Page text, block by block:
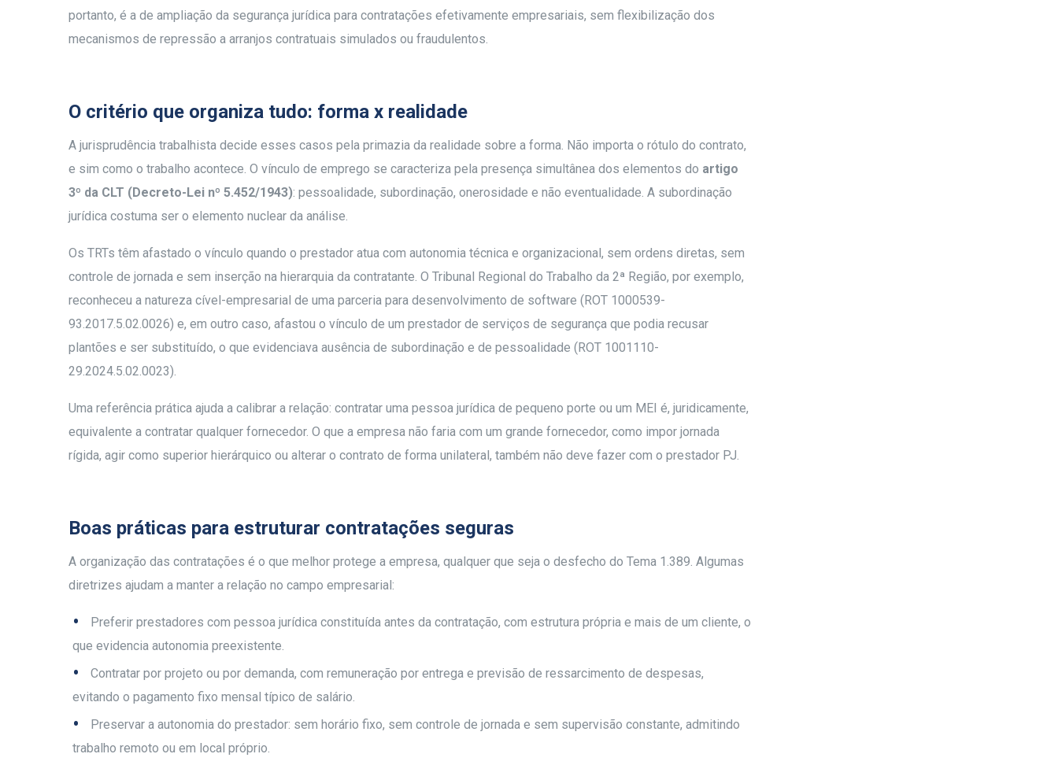
portanto, é a de ampliação da segurança jurídica para contratações efetivamente empresariais, sem flexibilização dos
mecanismos de repressão a arranjos contratuais simulados ou fraudulentos.
O critério que organiza tudo: forma x realidade
A jurisprudência trabalhista decide esses casos pela primazia da realidade sobre a forma. Não importa o rótulo do contrato,
e sim como o trabalho acontece. O vínculo de emprego se caracteriza pela presença simultânea dos elementos do artigo
3º da CLT (Decreto-Lei nº 5.452/1943): pessoalidade, subordinação, onerosidade e não eventualidade. A subordinação
jurídica costuma ser o elemento nuclear da análise.
Os TRTs têm afastado o vínculo quando o prestador atua com autonomia técnica e organizacional, sem ordens diretas, sem
controle de jornada e sem inserção na hierarquia da contratante. O Tribunal Regional do Trabalho da 2ª Região, por exemplo,
reconheceu a natureza cível-empresarial de uma parceria para desenvolvimento de software (ROT 1000539-
93.2017.5.02.0026) e, em outro caso, afastou o vínculo de um prestador de serviços de segurança que podia recusar
plantões e ser substituído, o que evidenciava ausência de subordinação e de pessoalidade (ROT 1001110-
29.2024.5.02.0023).
Uma referência prática ajuda a calibrar a relação: contratar uma pessoa jurídica de pequeno porte ou um MEI é, juridicamente,
equivalente a contratar qualquer fornecedor. O que a empresa não faria com um grande fornecedor, como impor jornada
rígida, agir como superior hierárquico ou alterar o contrato de forma unilateral, também não deve fazer com o prestador PJ.
Boas práticas para estruturar contratações seguras
A organização das contratações é o que melhor protege a empresa, qualquer que seja o desfecho do Tema 1.389. Algumas
diretrizes ajudam a manter a relação no campo empresarial:
Preferir prestadores com pessoa jurídica constituída antes da contratação, com estrutura própria e mais de um cliente, o
que evidencia autonomia preexistente.
Contratar por projeto ou por demanda, com remuneração por entrega e previsão de ressarcimento de despesas,
evitando o pagamento fixo mensal típico de salário.
Preservar a autonomia do prestador: sem horário fixo, sem controle de jornada e sem supervisão constante, admitindo
trabalho remoto ou em local próprio.